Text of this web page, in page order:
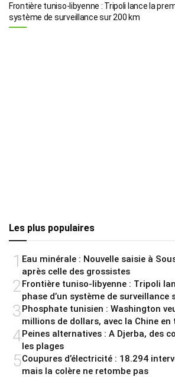
Frontière tuniso-libyenne : Tripoli lance la
système de surveillance sur 200 km
Les plus populaires
1 Eau minérale : Nouvelle saisie à
après celle des grossistes
2 Frontière tuniso-libyenne : Tripoli
phase d’un système de surveillance
3Phosphate tunisien : Washington
millions de dollars, avec la Chine en
4Peines alternatives : A Djerba, des
les plages
5Coupures d’électricité : 18.294
mais la colère ne retombe pas